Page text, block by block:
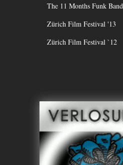
The 11 Months Funk Band
Zürich Film Festival '13
Zürich Film Festival `12